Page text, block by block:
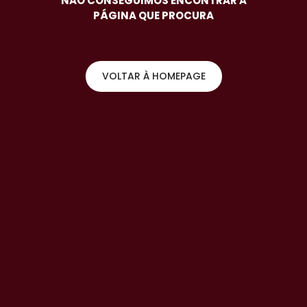
PÁGINA QUE PROCURA
VOLTAR À HOMEPAGE